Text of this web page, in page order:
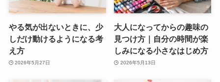
やる気が出ないときに、少
しだけ動けるようになる考
え方
2026年5月27日
大人になってからの趣味の
見つけ方｜自分の時間が楽
しみになる小さなはじめ方
2026年5月13日